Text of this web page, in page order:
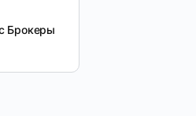
Брокеры